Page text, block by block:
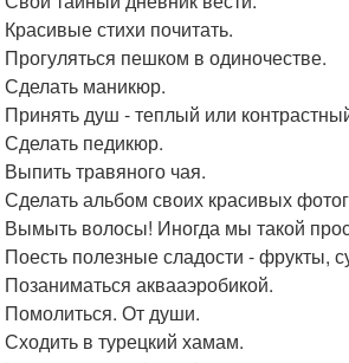
Красивые стихи почитать.
Прогуляться пешком в одиночестве.
Сделать маникюр.
Принять душ - теплый или
Сделать педикюр.
Выпить травяного чая.
Сделать альбом своих красивых
Вымыть волосы! Иногда мы такой
Поесть полезные сладости - фрукты,
Позаниматься аквааэробикой.
Помолиться. От души.
Сходить в турецкий хамам.